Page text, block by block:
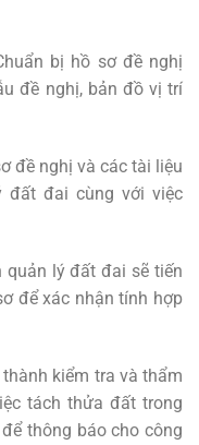
bị hồ sơ đề nghị
đề nghị, bản đồ vị trí
đề nghị và các tài liệu
đất đai cùng với việc
quản lý đất đai sẽ tiến
để xác nhận tính hợp
kiểm tra và thẩm
tách thửa đất trong
thông báo cho công